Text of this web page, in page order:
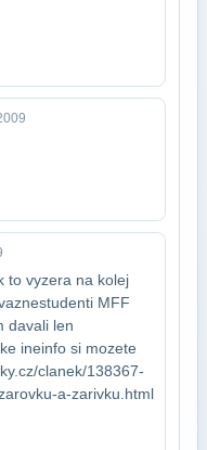
to vyzera na kolej
MFF
davali len
ine​info si mozete
clanek/138367-
a-zarivku.html